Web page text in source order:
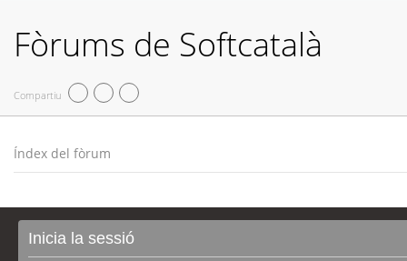
Fòrums de Softcatalà
Compartiu
Índex del fòrum
Inicia la sessió